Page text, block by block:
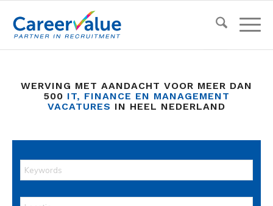
WERVING MET AANDACHT VOOR MEER DAN
500 IT, FINANCE EN MANAGEMENT
VACATURES IN HEEL NEDERLAND